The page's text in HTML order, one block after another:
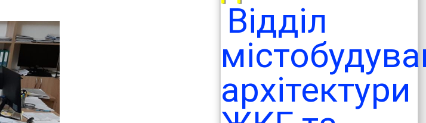
Відділ
архітектури